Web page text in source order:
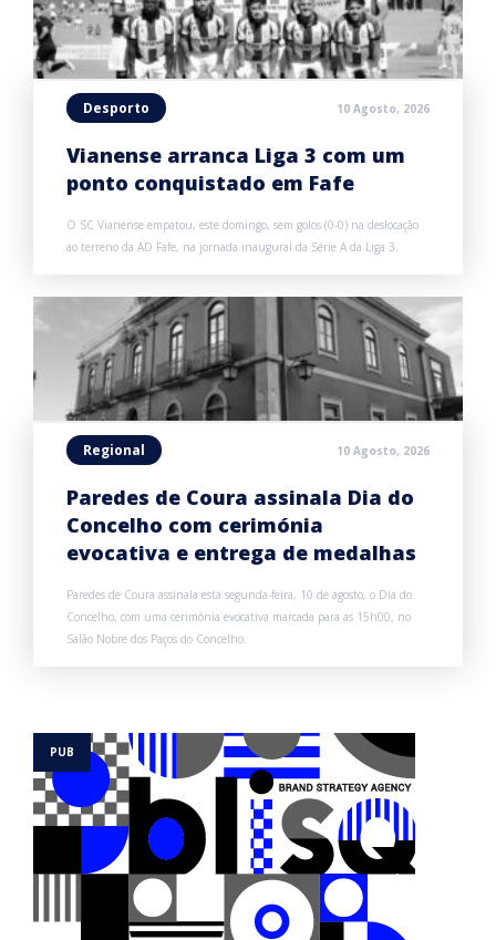
Desporto 10 Agosto, 2026
Vianense arranca Liga 3 com um
ponto conquistado em Fafe
O SC Vianense empatou, este domingo, sem golos (0-0) na deslocação
ao terreno da AD Fafe, na jornada inaugural da Série A da Liga 3.
Regional 10 Agosto, 2026
Paredes de Coura assinala Dia do
Concelho com cerimónia
evocativa e entrega de medalhas
Paredes de Coura assinala esta segunda-feira, 10 de agosto, o Dia do
Concelho, com uma cerimónia evocativa marcada para as 15h00, no
Salão Nobre dos Paços do Concelho.